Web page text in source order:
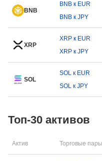
BNB
BNB к EUR
BNB к JPY
XRP
XRP к EUR
XRP к JPY
SOL
SOL к EUR
SOL к JPY
Топ-30 активов
Актив Торговые пары